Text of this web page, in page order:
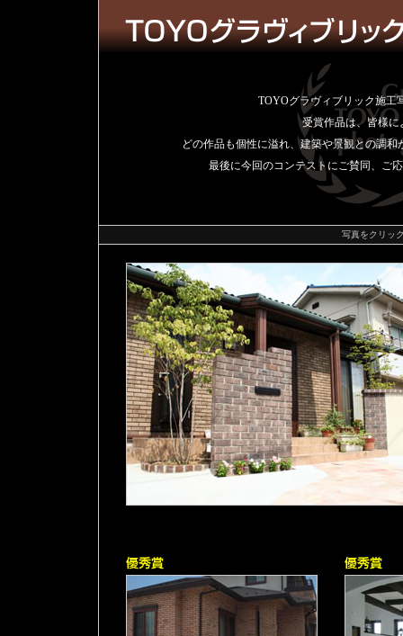
TOYOグラヴィブリック施工
受賞作品は、皆様に
どの作品も個性に溢れ、建築や景観との調
最後に今回のコンテストにご賛同、ご
写真をクリッ